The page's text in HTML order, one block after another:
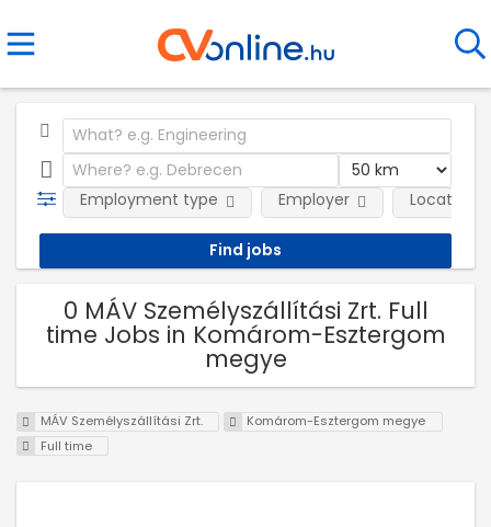
Employment type Employer Location
0 MÁV Személyszállítási Zrt. Full
time Jobs in Komárom-Esztergom
megye
MÁV Személyszállítási Zrt.
Komárom-Esztergom megye
Full time